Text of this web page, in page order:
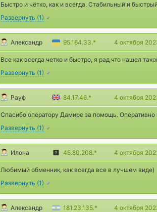
Быстро и чётко, как и всегда. Стабильный и
Развернуть (1)
Александр 95.164.33.* 4 октября
Все как всегда четко и быстро, я рад что нашел
Развернуть (1)
Рауф 84.17.46.* 4 октября
Спасибо оператору Дамире за помощь. Оперативно
Развернуть (1)
Илона 45.80.208.* 4 октября
Любимый обменник, как всегда все в лучшем виде)
Развернуть (1)
Александр 181.23.135.* 4 октября